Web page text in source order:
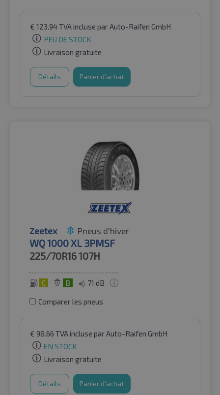
€ 123.94TVA incluse par Auto-Raifen GmbH
PEU DE STOCK
Livraison gratuite
Détails Panier d'achat
Zeetex Pneus d'hiver
WQ 1000 XL 3PMSF
225/70R16107H
C B 71 dB
Comparer les pneus
€ 98.66 TVA incluse par Auto-Raifen GmbH
EN STOCK
Livraison gratuite
Détails Panier d'achat